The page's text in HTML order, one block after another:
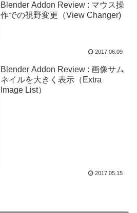
Blender Addon Review : マウス操
作での視野変更（View Changer)
2017.06.09
Blender Addon Review : 画像サム
ネイルを大きく表示（Extra
Image List）
2017.05.15